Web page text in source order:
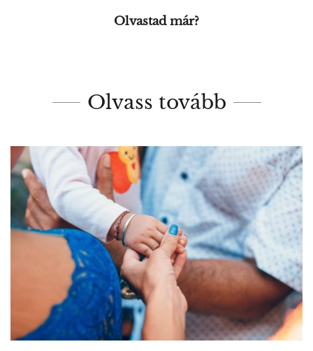
Olvastad már?
Olvass tovább